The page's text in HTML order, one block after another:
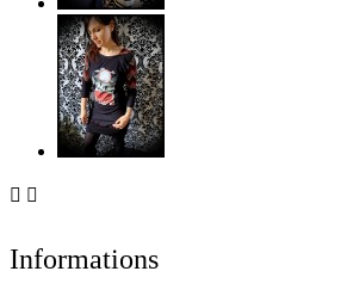
 
Informations